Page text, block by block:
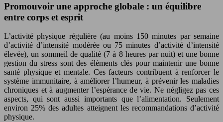
Promouvoir une approche globale : un équilibre
entre corps et esprit
L’activité physique régulière (au moins 150 minutes par semaine
d’activité d’intensité modérée ou 75 minutes d’activité d’intensité
élevée), un sommeil de qualité (7 à 8 heures par nuit) et une bonne
gestion du stress sont des éléments clés pour maintenir une bonne
santé physique et mentale. Ces facteurs contribuent à renforcer le
système immunitaire, à améliorer l’humeur, à prévenir les maladies
chroniques et à augmenter l’espérance de vie. Ne négligez pas ces
aspects, qui sont aussi importants que l’alimentation. Seulement
environ 25% des adultes atteignent les recommandations d’activité
physique.